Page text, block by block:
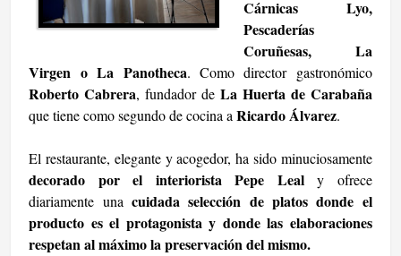
Cárnicas Lyo,
Pescaderías
Coruñesas, La
Virgen o La Panotheca. Como director gastronómico
Roberto Cabrera, fundador de La Huerta de Carabaña
que tiene como segundo de cocina aRicardo Álvarez.
El restaurante, elegante y acogedor, ha sido minuciosamente
decorado por el interiorista Pepe Lealy ofrece
diariamente una cuidada selección de platos donde el
producto es el protagonista y donde las elaboraciones
respetan al máximo la preservación del mismo.